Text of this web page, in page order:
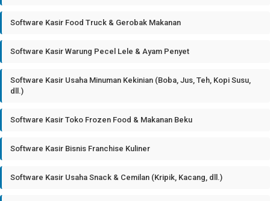
Software Kasir Food Truck & Gerobak Makanan
Software Kasir Warung Pecel Lele & Ayam Penyet
Software Kasir Usaha Minuman Kekinian (Boba, Jus, Teh, Kopi Susu,
dll.)
Software Kasir Toko Frozen Food & Makanan Beku
Software Kasir Bisnis Franchise Kuliner
Software Kasir Usaha Snack & Cemilan (Kripik, Kacang, dll.)